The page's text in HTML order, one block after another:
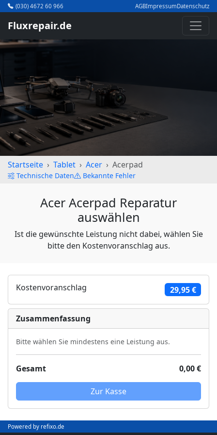
(030) 4672 60 966 AGBImpressumDatenschutz
Fluxrepair.de
Startseite Tablet Acer Acerpad
Technische Daten Bekannte Fehler
Acer Acerpad Reparatur
auswählen
Ist die gewünschte Leistung nicht dabei, wählen Sie
bitte den Kostenvoranschlag aus.
Kostenvoranschlag 29,95 €
Zusammenfassung
Bitte wählen Sie mindestens eine Leistung aus.
Gesamt 0,00 €
Zur Kasse
Powered by refixo.de